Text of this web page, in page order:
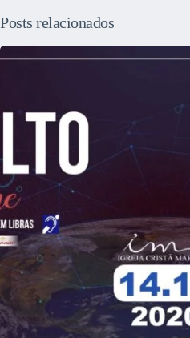
Posts relacionados